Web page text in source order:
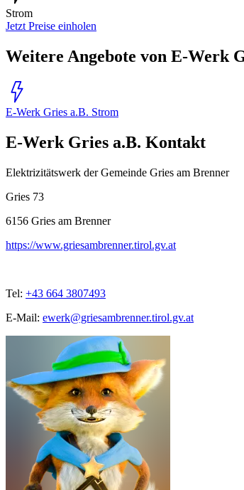
Strom
Jetzt Preise einholen
Weitere Angebote von E-Werk
E-Werk Gries a.B. Strom
E-Werk Gries a.B. Kontakt
Elektrizitätswerk der Gemeinde Gries am Brenner
Gries 73
6156 Gries am Brenner
https://www.griesambrenner.tirol.gv.at
Tel: +43 664 3807493
E-Mail: ewerk@griesambrenner.tirol.gv.at